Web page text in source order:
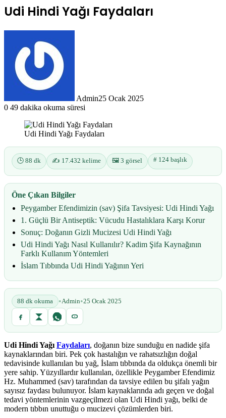
Udi Hindi Yağı Faydaları
Admin25 Ocak 2025
0 49 dakika okuma süresi
Udi Hindi Yağı Faydaları
🕒 88 dk ✍️ 17.432 kelime 🖼️ 3 görsel # 124 başlık
Öne Çıkan Bilgiler
Peygamber Efendimizin (sav) Şifa Tavsiyesi: Udi Hindi Yağı
1. Güçlü Bir Antiseptik: Vücudu Hastalıklara Karşı Korur
Sonuç: Doğanın Gizli Mucizesi Udi Hindi Yağı
Udi Hindi Yağı Nasıl Kullanılır? Kadim Şifa Kaynağının
Farklı Kullanım Yöntemleri
İslam Tıbbında Udi Hindi Yağının Yeri
88 dk okuma •Admin•25 Ocak 2025
Udi Hindi Yağı Faydaları, doğanın bize sunduğu en nadide şifa
kaynaklarından biri. Pek çok hastalığın ve rahatsızlığın doğal
tedavisinde kullanılan bu yağ, İslam tıbbında da oldukça önemli bir
yere sahip. Yüzyıllardır kullanılan, özellikle Peygamber Efendimiz
Hz. Muhammed (sav) tarafından da tavsiye edilen bu şifalı yağın
sayısız faydası bulunuyor. İslam kaynaklarında adı geçen ve doğal
tedavi yöntemlerinin vazgeçilmezi olan Udi Hindi yağı, belki de
modern tıbbın unuttuğu o mucizevi çözümlerden biri.